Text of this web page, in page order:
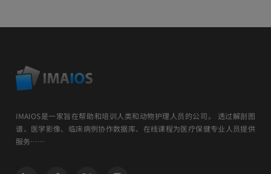
IMAIOS是一家旨在帮助和培训人类和动物护理人员的公司。 透过解剖图
谱、医学影像、临床病例协作数据库、在线课程为医疗保健专业人员提供
服务……